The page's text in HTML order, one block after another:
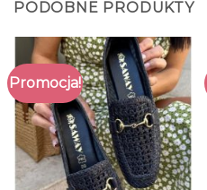
PODOBNE PRODUKTY
Promocja!